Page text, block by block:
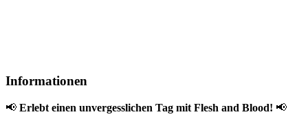
Informationen
📢 Erlebt einen unvergesslichen Tag mit Flesh and Blood! 📢